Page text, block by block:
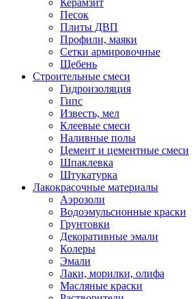
Керамзит
Песок
Плиты ДВП
Профили, маяки
Сетки армировочные
Щебень
Строительные смеси
Гидроизоляция
Гипс
Известь, мел
Клеевые смеси
Наливные полы
Цемент и цементные смеси
Шпаклевка
Штукатурка
Лакокрасочные материалы
Аэрозоли
Водоэмульсионные краски
Грунтовки
Декоративные эмали
Колеры
Эмали
Лаки, морилки, олифа
Масляные краски